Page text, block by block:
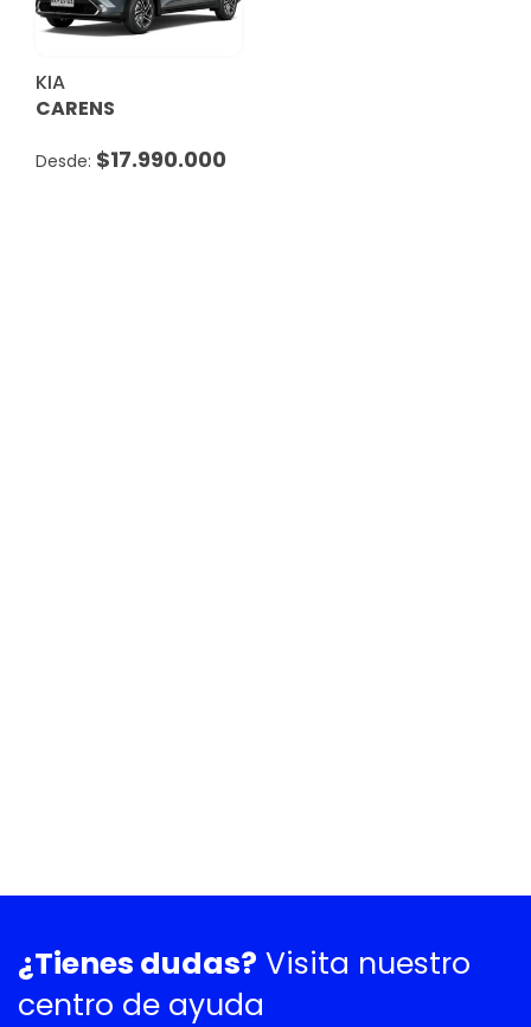
KIA
CARENS
$17.990.000
¿Tienes dudas? Visita nuestro
centro de ayuda